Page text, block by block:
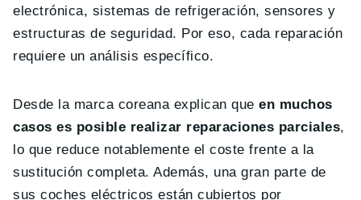
electrónica, sistemas de refrigeración, sensores y
estructuras de seguridad. Por eso, cada reparación
requiere un análisis específico.
Desde la marca coreana explican queen muchos
casos es posible realizar reparaciones parciales,
lo que reduce notablemente el coste frente a la
sustitución completa. Además, una gran parte de
sus coches eléctricos están cubiertos por